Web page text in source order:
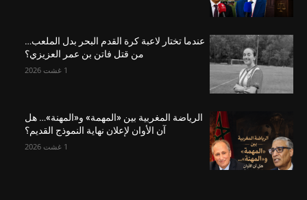
عندما تختار لاعبة كرة القدم البحر بدل الملعب…
من قتل فاتن بن عمر العزيزي؟
1 غشت 2026
الرياضة المغربية بين «المهمة» و«المهنة»… هل
آن الأوان لإعلان نهاية النموذج القديم؟
1 غشت 2026